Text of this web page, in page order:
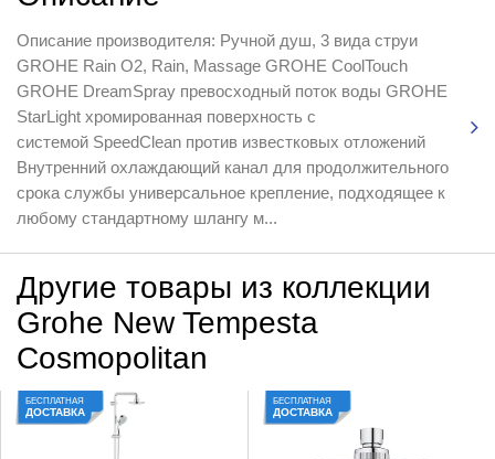
Описание производителя: Ручной душ, 3 вида струи
GROHE Rain O2, Rain, Massage GROHE CoolTouch
GROHE DreamSpray превосходный поток воды GROHE
StarLight хромированная поверхность с
системой SpeedClean против известковых отложений
Внутренний охлаждающий канал для продолжительного
срока службы универсальное крепление, подходящее к
любому стандартному шлангу м...
Другие товары из коллекции
Grohe New Tempesta
Cosmopolitan
БЕСПЛАТНАЯ
ДОСТАВКА
БЕСПЛАТНАЯ
ДОСТАВКА